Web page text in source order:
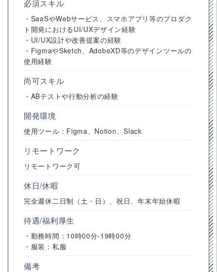
必須スキル
・SaaSやWebサービス、スマホアプリ等のプロダク
ト開発におけるUI/UXデザイン経験
・UI/UX設計や改善提案の経験
・FigmaやSketch、AdobeXD等のデザインツールの
使用経験
尚可スキル
・ABテストや行動分析の経験
開発環境
使用ツール：Figma、Notion、Slack
リモートワーク
リモートワーク可
休日/休暇
完全週休二日制（土・日）、祝日、年末年始休暇
待遇/福利厚生
・勤務時間：10時00分-19時00分
・服装：私服
備考